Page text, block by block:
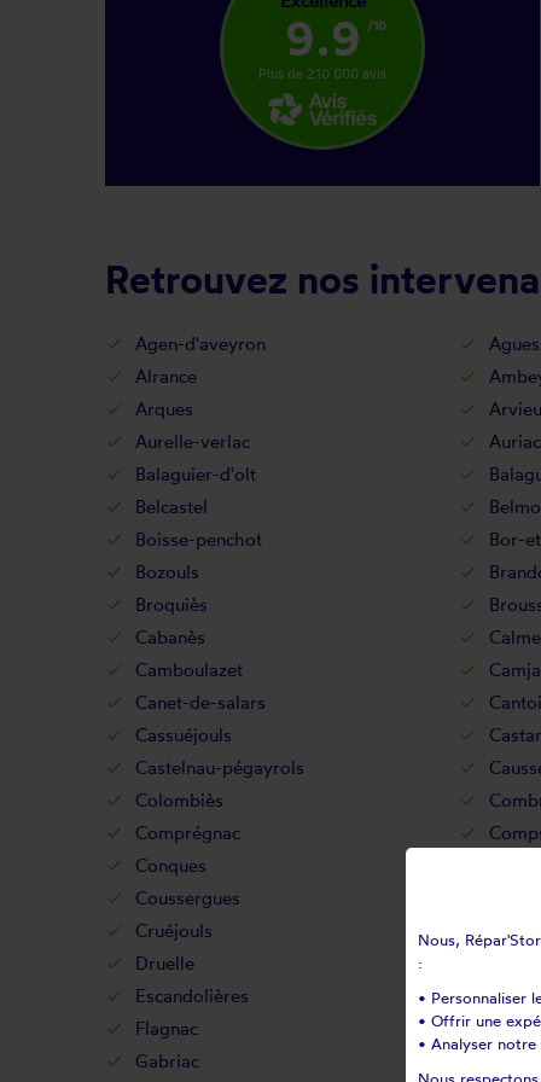
9.9 /10
Plus de 210 000 avis
Retrouvez nos
Agen-d'aveyron
Alrance
Arques
Arvieu
Aurelle-verlac
Balaguier-d'olt
Belcastel
Boisse-penchot
Bor-
Bozouls
Broquiès
Cabanès
Camboulazet
Canet-de-salars
Cassuéjouls
Castelnau-pégayrols
Colombiès
Comprégnac
Conques
Coussergues
Cruéjouls
Curan
Druelle
Escandolières
Flagnac
Flavin
Gabriac
Nous,
:
• Personnaliser
• Offrir une
• Analyser notre